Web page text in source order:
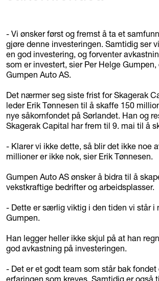
- Vi ønsker først og fremst å ta et
gjøre denne investeringen. Samtidig ser
en god investering, og forventer
som er investert, sier Per Helge
Gumpen Auto AS.
Det nærmer seg siste frist for Skagerak
leder Erik Tønnesen til å skaffe 150
nye såkornfondet på Sørlandet. Han og
Skagerak Capital har frem til 9. mai til å
- Klarer vi ikke dette, så blir det ikke noe
millioner er ikke nok, sier Erik Tønnesen.
Gumpen Auto AS ønsker å bidra til å
vekstkraftige bedrifter og arbeidsplasser.
- Dette er særlig viktig i den tiden vi står i
Gumpen.
Han legger heller ikke skjul på at han
god avkastning på investeringen.
- Det er et godt team som står bak fondet
erfaringen som kreves. Samtidig er også